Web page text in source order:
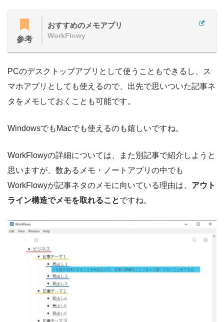
参考
おすすめのメモアプリ
WorkFlowy
PCのデスクトップアプリとして使うこともできるし、ス
マホアプリとしても使えるので、出先で思いついた記事ネ
タをメモしておくことも可能です。
WindowsでもMacでも使えるのも嬉しいですね。
WorkFlowyの詳細については、また別記事で紹介しようと
思いますが、数あるメモ・ノートアプリの中でも
WorkFlowyが記事ネタのメモに向いている理由は、 アウト
ライン構造でメモを取れることですね。